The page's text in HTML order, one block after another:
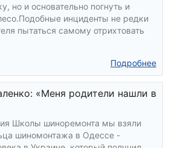
но и основательно погнуть и
инциденты не редки
пытаться самому отрихтовать
Подробнее
«Меня родители нашли в
Школы шиноремонта мы взяли
шиномонтажа в Одессе -